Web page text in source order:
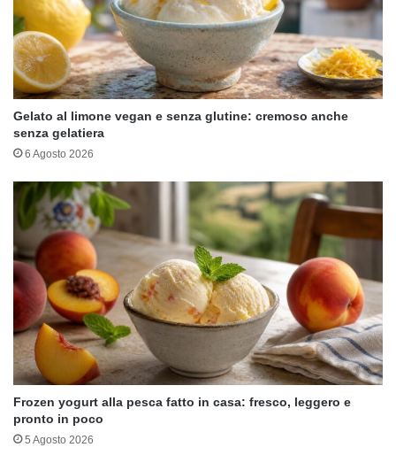
Gelato al limone vegan e senza glutine: cremoso anche
senza gelatiera
6 Agosto 2026
Frozen yogurt alla pesca fatto in casa: fresco, leggero e
pronto in poco
5 Agosto 2026